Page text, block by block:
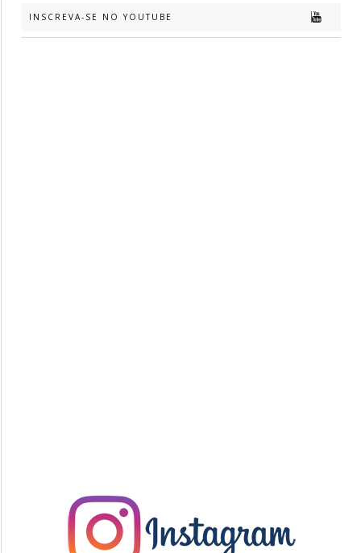
INSCREVA-SE NO YOUTUBE